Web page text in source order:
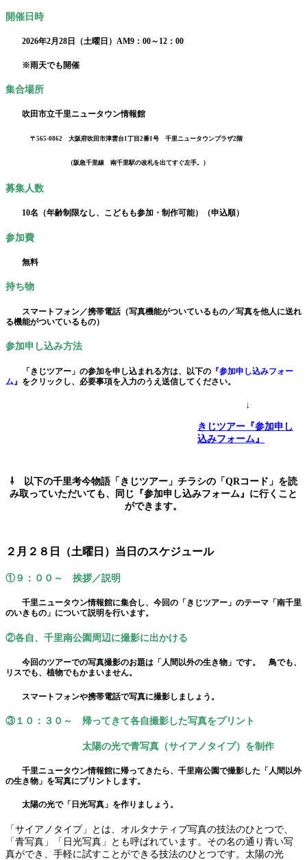
開催日時
2026年2月28日（土曜日）AM9：00～12：00
※雨天でも開催
集合場所
吹田市立千里ニュータウン情報館
〒565-0862 大阪府吹田市津雲台1丁目2番1号 千里ニュータウンプラザ2階
（阪急千里線 南千里駅の改札を出てすぐ左手。）
募集人数
10名（年齢制限なし、こどもも参加・制作可能）（申込順）
参加費
無料
持ち物
スマートフォン／携帯電話（写真機能がついているもの／写真を他人に送れ
る機能がついているもの）
参加申し込み方法
「きじツアー」の参加を申し込まれる方は、以下の 『参加申し込みフォー
ム』 をクリックし、必要事項を入力のうえ送信してください。
↓
きじツアー『参加申し
込みフォーム』
⇩ 以下の千里考今物語「きじツアー」チラシの「QRコード」を読
み取っていただいても、同じ『参加申し込みフォーム』に行くこと
ができます。
２月２８日（土曜日）当日のスケジュール
①９：００～ 挨拶／説明
千里ニュータウン情報館に集合し、今回の「きじツアー」のテーマ「南千里
のいきもの」について説明を行います。
②各自、千里南公園周辺に撮影に出かける
今回のツアーでの写真撮影のお題は「人間以外の生き物」です。 鳥でも、
リスでも、植物でもかまいません。
スマートフォンや携帯電話で写真に撮影しましょう。
③１０：３０～ 帰ってきて各自撮影した写真をプリント
太陽の光で青写真（サイアノタイプ）を制作
千里ニュータウン情報館に帰ってきたら、千里南公園で撮影した「人間以外
の生き物」を写真にプリントします。
太陽の光で「日光写真」を作りましょう。
「サイアノタイプ」とは、 オルタナティブ写真の技法のひとつで、
「青写真」「日光写真」とも呼ばれています。 その名の通り青い写
真ができ、手軽に試すことができる技法のひとつです。太陽の光